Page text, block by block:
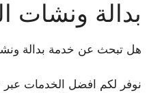
بدالة ونشات
هل تبحث عن خدمة بدالة
نوفر لكم افضل الخدمات عبر